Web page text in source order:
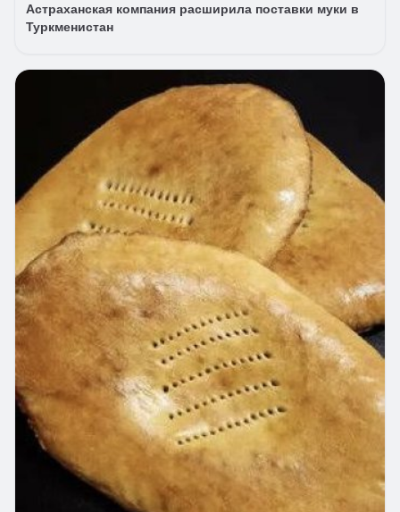
Астраханская компания расширила поставки муки в
Туркменистан